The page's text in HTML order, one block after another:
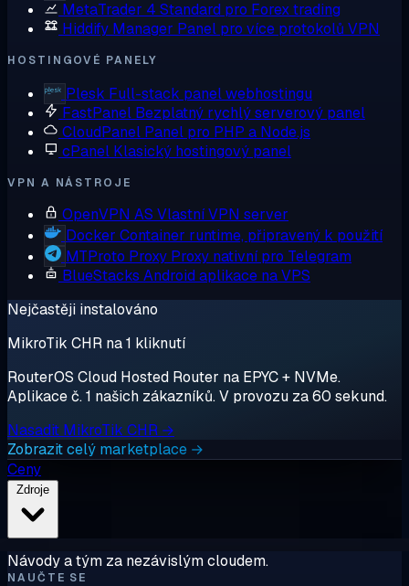
MetaTrader 4 Standard pro Forex trading
Hiddify Manager Panel pro více protokolů VPN
HOSTINGOVÉ PANELY
Plesk Full-stack panel webhostingu
FastPanel Bezplatný rychlý serverový panel
CloudPanel Panel pro PHP a Node.js
cPanel Klasický hostingový panel
VPN A NÁSTROJE
OpenVPN AS Vlastní VPN server
Docker Container runtime, připravený k použití
MTProto Proxy Proxy nativní pro Telegram
BlueStacks Android aplikace na VPS
Nejčastěji instalováno
MikroTik CHR na 1 kliknutí
RouterOS Cloud Hosted Router na EPYC + NVMe.
Aplikace č. 1 našich zákazníků. V provozu za 60 sekund.
Nasadit MikroTik CHR →
Zobrazit celý marketplace →
Ceny
Návody a tým za nezávislým cloudem.
NAUČTE SE